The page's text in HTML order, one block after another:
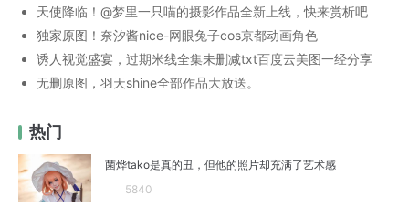
天使降临！@梦里一只喵的摄影作品全新上线，快来赏析吧
独家原图！奈汐酱nice-网眼兔子cos京都动画角色
诱人视觉盛宴，过期米线全集未删减txt百度云美图一经分享
无删原图，羽天shine全部作品大放送。
热门
菌烨tako是真的丑，但他的照片却充满了艺术感
5840